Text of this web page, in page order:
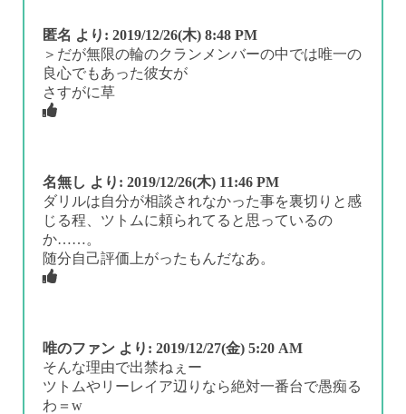
匿名 より: 2019/12/26(木) 8:48 PM
＞だが無限の輪のクランメンバーの中では唯一の
良心でもあった彼女が
さすがに草
名無し より: 2019/12/26(木) 11:46 PM
ダリルは自分が相談されなかった事を裏切りと感
じる程、ツトムに頼られてると思っているの
か……。
随分自己評価上がったもんだなあ。
唯のファン より: 2019/12/27(金) 5:20 AM
そんな理由で出禁ねぇー
ツトムやリーレイア辺りなら絶対一番台で愚痴る
わ＝w